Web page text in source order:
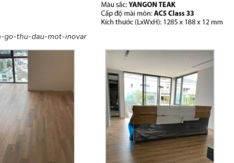
go-thu-dau-mot-inovar